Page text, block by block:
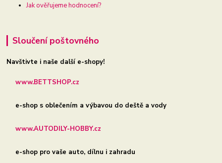
Jak ověřujeme hodnocení?
Sloučení poštovného
Navštivte i naše další e-shopy!
www.BETTSHOP.cz
e-shop s oblečením a výbavou do deště a vody
www.AUTODILY-HOBBY.cz
e-shop pro vaše auto, dílnu i zahradu